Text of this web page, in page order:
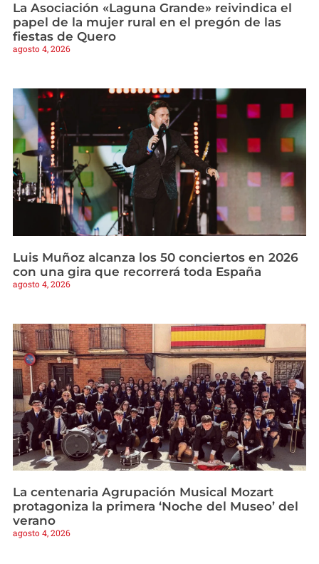
La Asociación «Laguna Grande» reivindica el
papel de la mujer rural en el pregón de las
fiestas de Quero
agosto 4, 2026
Luis Muñoz alcanza los 50 conciertos en 2026
con una gira que recorrerá toda España
agosto 4, 2026
La centenaria Agrupación Musical Mozart
protagoniza la primera ‘Noche del Museo’ del
verano
agosto 4, 2026